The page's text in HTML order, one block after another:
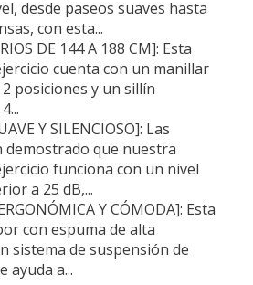
desde paseos suaves hasta
con esta...
DE 144 A 188 CM]: Esta
cuenta con un manillar
posiciones y un sillín
Y SILENCIOSO]: Las
demostrado que nuestra
funciona con un nivel
a 25 dB,...
Y CÓMODA]: Esta
con espuma de alta
sistema de suspensión de
ayuda a...